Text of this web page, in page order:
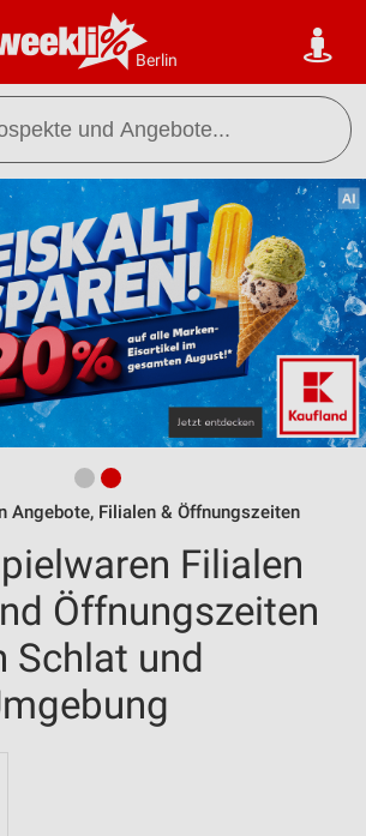
Berlin
Angebote, Filialen & Öffnungszeiten
Filialen
Öffnungszeiten
Schlat und